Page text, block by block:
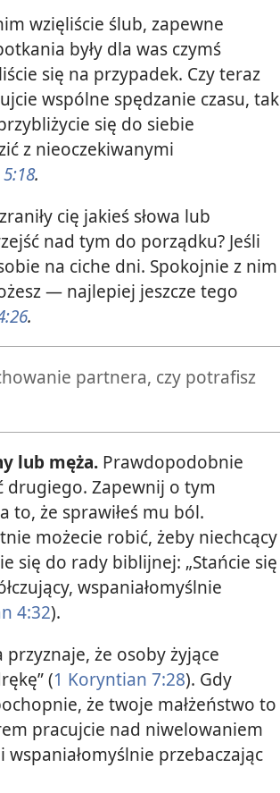
wzięliście ślub, zapewne
były dla was czymś
się na przypadek. Czy teraz
wspólne spędzanie czasu, tak
się do siebie
z nieoczekiwanymi
5:18.
cię jakieś słowa lub
nad tym do porządku? Jeśli
na ciche dni. Spokojnie z nim
— najlepiej jeszcze tego
.
partnera, czy potrafisz
lub męża. Prawdopodobnie
drugiego. Zapewnij o tym
to, że sprawiłeś mu ból.
możecie robić, żeby niechcący
się do rady biblijnej: „Stańcie się
wspaniałomyślnie
4:32).
przyznaje, że osoby żyjące
(1 Koryntian 7:28). Gdy
że twoje małżeństwo to
pracujcie nad niwelowaniem
przebaczając